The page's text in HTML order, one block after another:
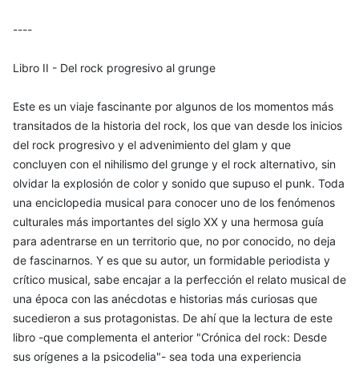
----
Libro II - Del rock progresivo al grunge
Este es un viaje fascinante por algunos de los momentos más
transitados de la historia del rock, los que van desde los inicios
del rock progresivo y el advenimiento del glam y que
concluyen con el nihilismo del grunge y el rock alternativo, sin
olvidar la explosión de color y sonido que supuso el punk. Toda
una enciclopedia musical para conocer uno de los fenómenos
culturales más importantes del siglo XX y una hermosa guía
para adentrarse en un territorio que, no por conocido, no deja
de fascinarnos. Y es que su autor, un formidable periodista y
crítico musical, sabe encajar a la perfección el relato musical de
una época con las anécdotas e historias más curiosas que
sucedieron a sus protagonistas. De ahí que la lectura de este
libro -que complementa el anterior "Crónica del rock: Desde
sus orígenes a la psicodelia"- sea toda una experiencia